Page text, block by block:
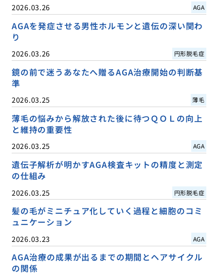
2026.03.26 AGA
AGAを発症させる男性ホルモンと遺伝の深い関わ
り
2026.03.26 円形脱毛症
鏡の前で迷うあなたへ贈るAGA治療開始の判断基
準
2026.03.25 薄毛
薄毛の悩みから解放された後に待つＱＯＬの向上
と維持の重要性
2026.03.25 AGA
遺伝子解析が明かすAGA検査キットの精度と測定
の仕組み
2026.03.25 円形脱毛症
髪の毛がミニチュア化していく過程と細胞のコミ
ュニケーション
2026.03.23 AGA
AGA治療の成果が出るまでの期間とヘアサイクル
の関係